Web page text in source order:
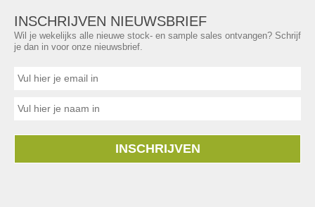
INSCHRIJVEN NIEUWSBRIEF
Wil je wekelijks alle nieuwe stock- en sample sales ontvangen? Schrijf
je dan in voor onze nieuwsbrief.
INSCHRIJVEN